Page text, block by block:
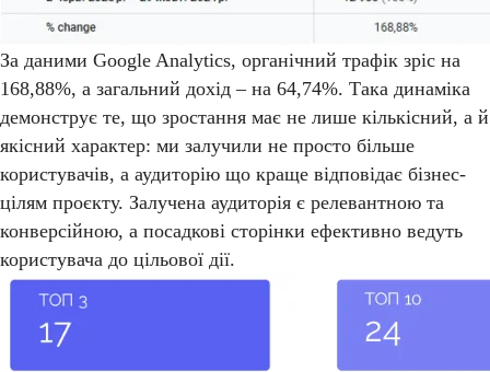
За даними Google Analytics, органічний трафік зріс на
168,88%, а загальний дохід – на 64,74%. Така динаміка
демонструє те, що зростання має не лише кількісний, а й
якісний характер: ми залучили не просто більше
користувачів, а аудиторію що краще відповідає бізнес-
цілям проєкту. Залучена аудиторія є релевантною та
конверсійною, а посадкові сторінки ефективно ведуть
користувача до цільової дії.